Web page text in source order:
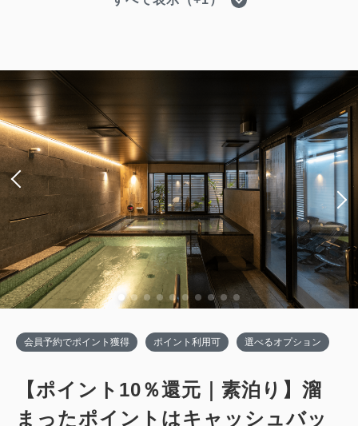
税・手数料込
会員価格 15,300円
大人1名 1室
税・手数料込
合計 15,500円
禁煙
24㎡のお部屋にベッド、バス、トイレ、デスクを
ご用意しております。【最大4名様までご宿泊いた
だけますが、ベッドは2台です。添い寝でのご案内
です。】
1~4名 セミダブルサイズ / 幅100-120cm×2
Wi-Fiあり（無料）
詳細 今すぐ予約
会員予約でポイント獲得 ポイント利用可 選べるオプション
【ポイント10％還元｜素泊り】溜
まったポイントはキャッシュバッ